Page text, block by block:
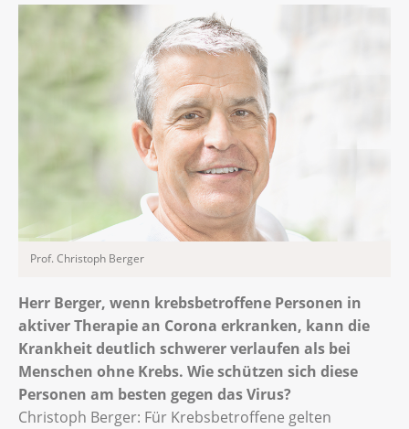
Prof. Christoph Berger
Herr Berger, wenn krebsbetroffene Personen in
aktiver Therapie an Corona erkranken, kann die
Krankheit deutlich schwerer verlaufen als bei
Menschen ohne Krebs. Wie schützen sich diese
Personen am besten gegen das Virus?
Christoph Berger: Für Krebsbetroffene gelten